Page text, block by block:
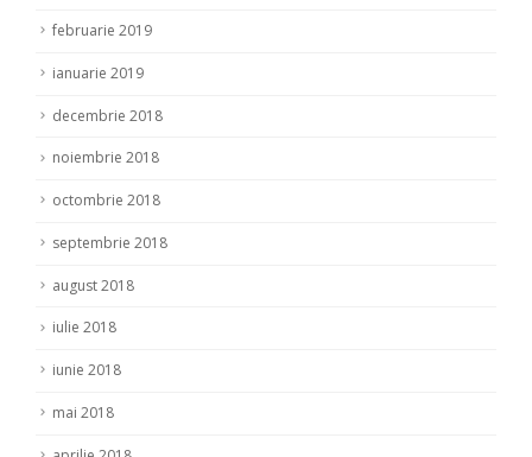
februarie 2019
ianuarie 2019
decembrie 2018
noiembrie 2018
octombrie 2018
septembrie 2018
august 2018
iulie 2018
iunie 2018
mai 2018